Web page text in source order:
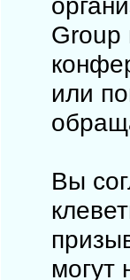
Group
или
Вы
могут